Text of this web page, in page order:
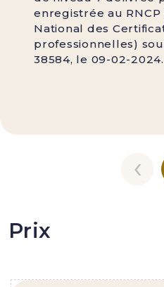
enregistrée au
National des
professionnelles)
38584, le 09-02-2024.
‹
Prix